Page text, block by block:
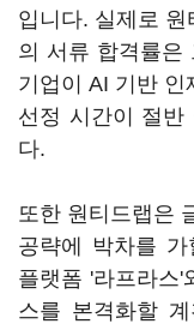
입니다. 실제로
의 서류 합격률은
기업이 AI 기반 인
선정 시간이 절반
다.
또한 원티드랩은
공략에 박차를
플랫폼 '라프라스'
스를 본격화할